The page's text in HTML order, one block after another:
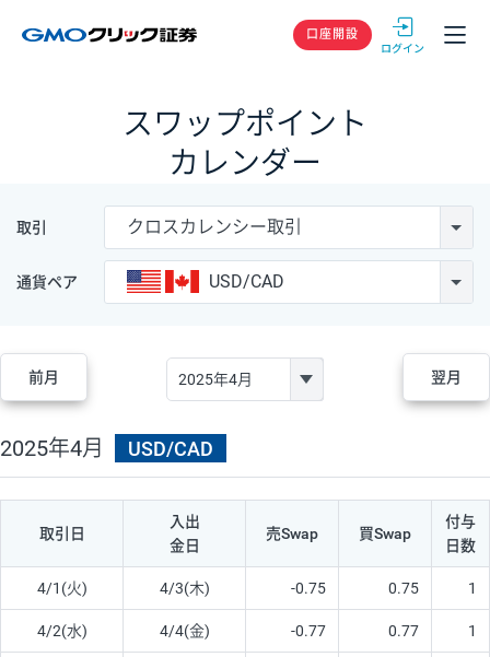
GMOクリック
口座開設
スワップポイント
カレンダー
取引 クロスカレンシー取引
通貨ペア USD/CAD
前月 翌月
2025年4月 USD/CAD
取引日
入出
金日
売Swap 買Swap
付与
日数
4/1(火) 4/3(木) -0.75 0.75 1
4/2(水) 4/4(金) -0.77 0.77 1